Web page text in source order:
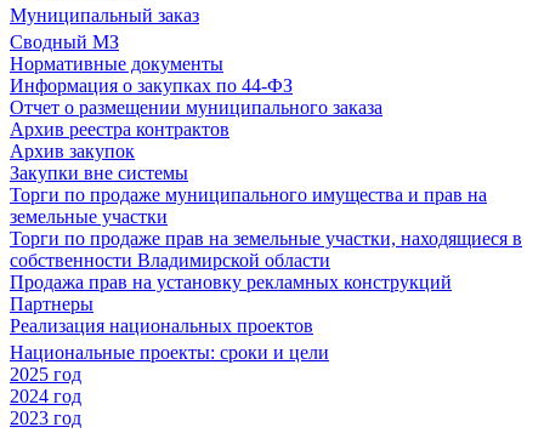
Муниципальный заказ
Сводный МЗ
Нормативные документы
Информация о закупках по 44-ФЗ
Отчет о размещении муниципального заказа
Архив реестра контрактов
Архив закупок
Закупки вне системы
Торги по продаже муниципального имущества и прав на
земельные участки
Торги по продаже прав на земельные участки, находящиеся в
собственности Владимирской области
Продажа прав на установку рекламных конструкций
Партнеры
Реализация национальных проектов
Национальные проекты: сроки и цели
2025 год
2024 год
2023 год